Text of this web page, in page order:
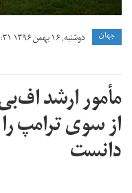
جهان دوشنبه, ۱۶ بهمن ۱۳۹۶ ۰۱:۳۱
مأمور ارشد
از سوی ترامپ
دانست